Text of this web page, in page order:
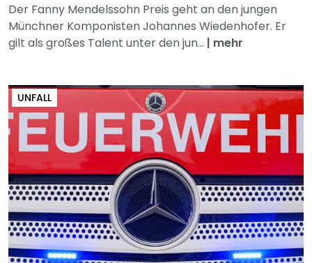
Der Fanny Mendelssohn Preis geht an den jungen
Münchner Komponisten Johannes Wiedenhofer. Er
gilt als großes Talent unter den jun... | mehr
UNFALL